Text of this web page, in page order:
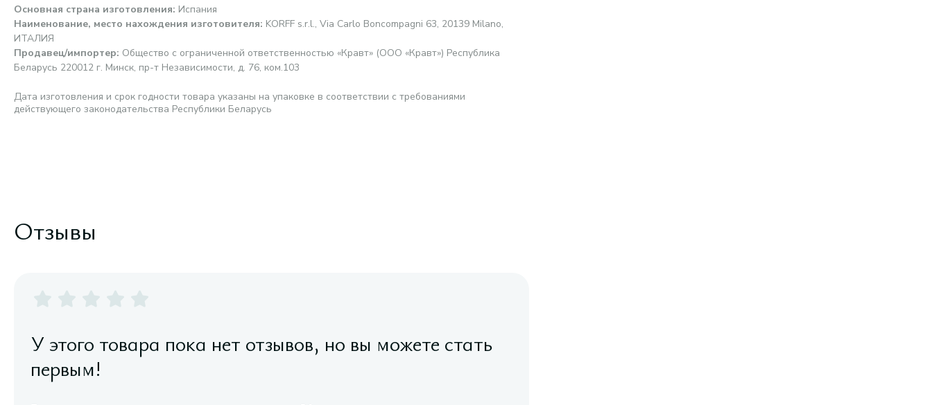
Основная страна изготовления: Иcпания
Наименование, место нахождения изготовителя: KORFF s.r.l., Via Carlo Boncompagni 63, 20139 Milano,
ИТАЛИЯ
Продавец/импортер: Общество с ограниченной ответственностью «Кравт» (ООО «Кравт») Республика
Беларусь 220012 г. Минск, пр-т Независимости, д. 76, ком.103
Дата изготовления и срок годности товара указаны на упаковке в соответствии с требованиями
действующего законодательства Республики Беларусь
Отзывы
У этого товара пока нет отзывов, но вы можете стать
первым!